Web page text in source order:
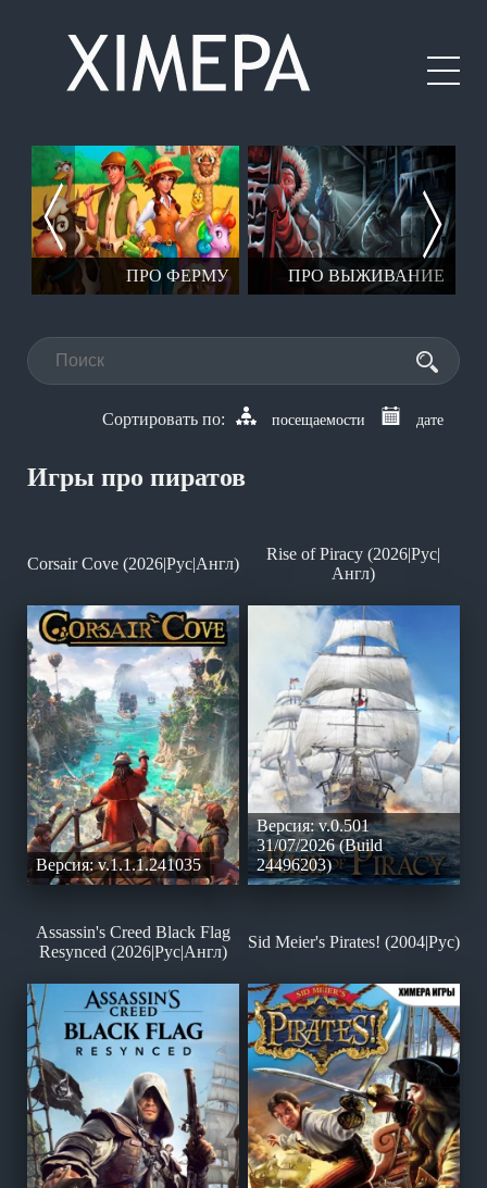
ПРО ФЕРМУ ПРО ВЫЖИВАНИЕ
дате
посещаемости
Игры про пиратов
Corsair Cove (2026|Рус|Англ)
Версия: v.1.1.1.241035
Rise of Piracy (2026|Рус|
Англ)
Версия: v.0.501
31/07/2026 (Build
24496203)
Assassin's Creed Black Flag
Resynced (2026|Рус|Англ)
Sid Meier's Pirates! (2004|Рус)